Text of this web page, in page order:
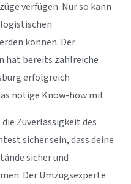
verfügen. Nur so kann
können. Der
hat bereits zahlreiche
erfolgreich
nötige Know-how mit.
Zuverlässigkeit des
sicher sein, dass deine
sicher und
Der Umzugsexperte